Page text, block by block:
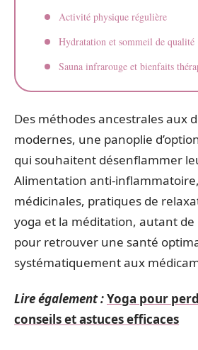
Activité physique régulière
Hydratation et sommeil de qualité
Sauna infrarouge et bienfaits
Des méthodes ancestrales aux
modernes, une panoplie
qui souhaitent désenflammer
Alimentation anti-
médicinales, pratiques de
yoga et la méditation, autant de
pour retrouver une santé
systématiquement aux
Lire également :Yoga pour
conseils et astuces efficaces